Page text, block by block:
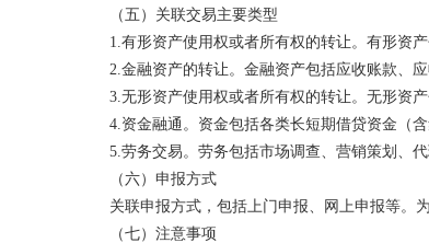
（五）关联交易主要类型
1.有形资产使用权或者所有权的转让。有形资产
2.金融资产的转让。金融资产包括应收账款、应
3.无形资产使用权或者所有权的转让。无形资产
4.资金融通。资金包括各类长短期借贷资金（含
5.劳务交易。劳务包括市场调查、营销策划、代
（六）申报方式
关联申报方式，包括上门申报、网上申报等。为
（七）注意事项